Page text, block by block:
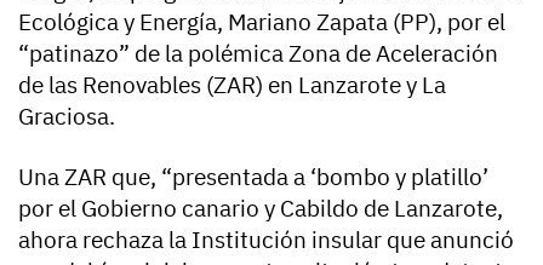
Ecológica y Energía, Mariano Zapata (PP), por el
“patinazo” de la polémica Zona de Aceleración
de las Renovables (ZAR) en Lanzarote y La
Graciosa.
Una ZAR que, “presentada a ‘bombo y platillo’
por el Gobierno canario y Cabildo de Lanzarote,
ahora rechaza la Institución insular que anunció